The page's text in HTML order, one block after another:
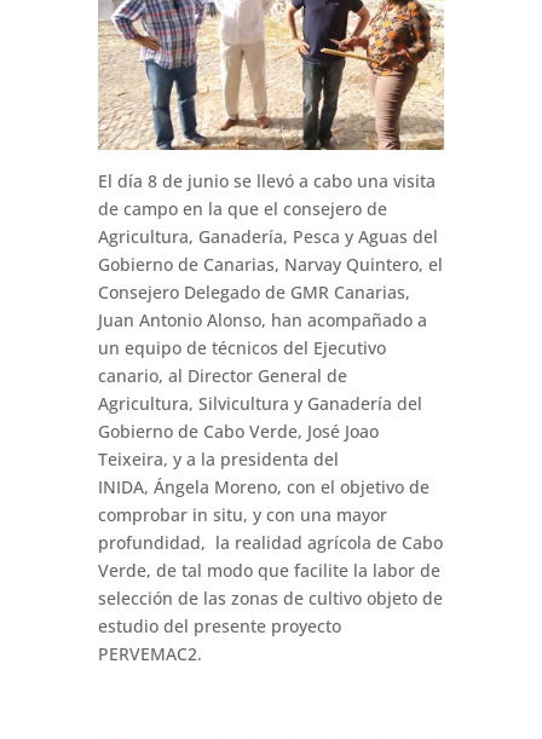
El día 8 de junio se llevó a cabo una visita
de campo en la que el consejero de
Agricultura, Ganadería, Pesca y Aguas del
Gobierno de Canarias, Narvay Quintero, el
Consejero Delegado de GMR Canarias,
Juan Antonio Alonso, han acompañado a
un equipo de técnicos del Ejecutivo
canario, al Director General de
Agricultura, Silvicultura y Ganadería del
Gobierno de Cabo Verde, José Joao
Teixeira, y a la presidenta del
INIDA, Ángela Moreno, con el objetivo de
comprobar in situ, y con una mayor
profundidad, la realidad agrícola de Cabo
Verde, de tal modo que facilite la labor de
selección de las zonas de cultivo objeto de
estudio del presente proyecto
PERVEMAC2.